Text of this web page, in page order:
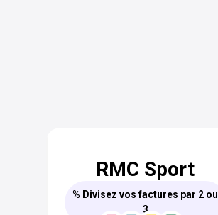
RMC Sport
% Divisez vos factures par 2 ou
3